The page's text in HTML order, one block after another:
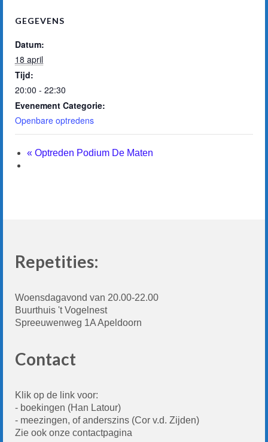
GEGEVENS
Datum:
18 april
Tijd:
20:00 - 22:30
Evenement Categorie:
Openbare optredens
« Optreden Podium De Maten
Repetities:
Woensdagavond van 20.00-22.00
Buurthuis 't Vogelnest
Spreeuwenweg 1A Apeldoorn
Contact
Klik op de link voor:
- boekingen (Han Latour)
- meezingen, of anderszins (Cor v.d. Zijden)
Zie ook onze contactpagina